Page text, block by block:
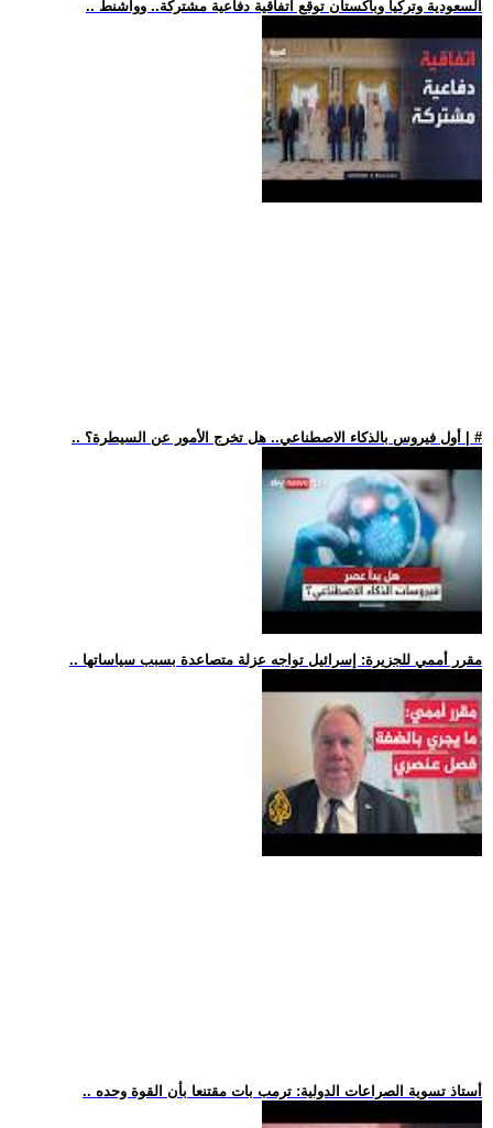
.. السعودية وتركيا وباكستان توقع اتفاقية دفاعية مشتركة.. وواشنط
.. أول فيروس بالذكاء الاصطناعي.. هل تخرج الأمور عن السيطرة؟ | #
.. مقرر أممي للجزيرة: إسرائيل تواجه عزلة متصاعدة بسبب سياساتها
.. أستاذ تسوية الصراعات الدولية: ترمب بات مقتنعا بأن القوة وحده